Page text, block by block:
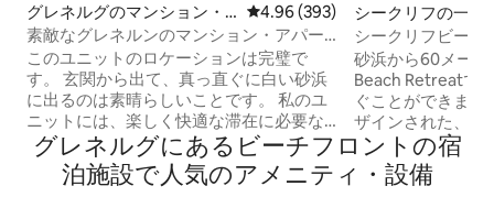
グレネルグのマンション・
アパート
レビュー393件、5つ星中4.96つ
4.96 (393)
素敵なグレネルンのマンション・アパー
トから素晴らしいビーチを探索しよう
このユニットのロケーションは完璧で
す。 玄関から出て、真っ直ぐに白い砂浜
に出るのは素晴らしいことです。 私のユ
ニットには、楽しく快適な滞在に必要な
モダンな設備がすべて揃っています。 ご
質問や問題がございましたら、24時間
365日対応しております。 小さなお子様
シークリフの一軒
シークリフビーチ
ド、デザイナー、
砂浜から60メー
Beach Retreatで
ぐことができま
ザインされた、海
自然にインスパイ
色の3ベッドルー
家が待っていま
グレネルグにあるビーチフロントの宿
泊施設で人気のアメニティ・設備